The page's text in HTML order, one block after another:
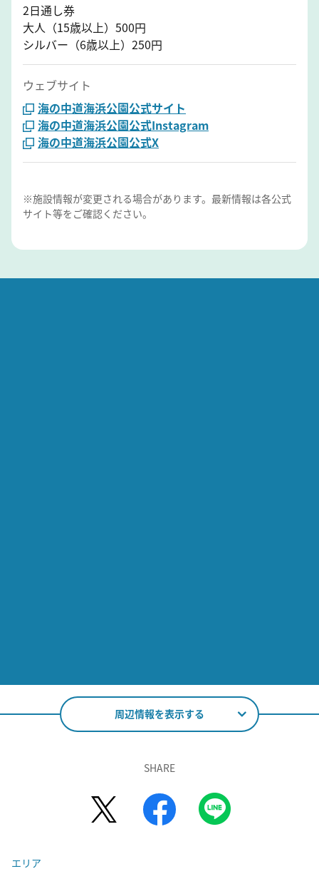
2日通し券
大人（15歳以上）500円
シルバー（6歳以上）250円
ウェブサイト
海の中道海浜公園公式サイト
海の中道海浜公園公式Instagram
海の中道海浜公園公式X
※施設情報が変更される場合があります。最新情報は各公式
サイト等をご確認ください。
周辺情報を表示する
SHARE
エリア